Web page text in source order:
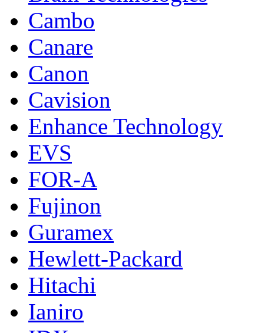
Cambo
Canare
Canon
Cavision
Enhance Technology
EVS
FOR-A
Fujinon
Guramex
Hewlett-Packard
Hitachi
Ianiro